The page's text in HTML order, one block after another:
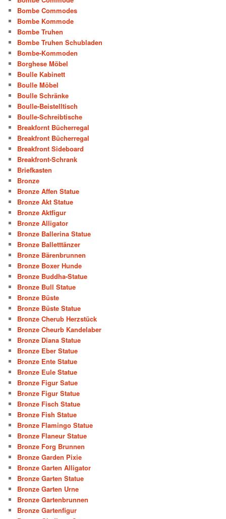
Bombe Commodes
Bombe Kommode
Bombe Truhen
Bombe Truhen Schubladen
Bombe-Kommoden
Borghese Möbel
Boulle Kabinett
Boulle Möbel
Boulle Schränke
Boulle-Beistelltisch
Boulle-Schreibtische
Breakfornt Bücherregal
Breakfront Bücherregal
Breakfront Sideboard
Breakfront-Schrank
Briefkasten
Bronze
Bronze Affen Statue
Bronze Akt Statue
Bronze Aktfigur
Bronze Alligator
Bronze Ballerina Statue
Bronze Balletttänzer
Bronze Bärenbrunnen
Bronze Boxer Hunde
Bronze Buddha-Statue
Bronze Bull Statue
Bronze Büste
Bronze Büste Statue
Bronze Cherub Herzstück
Bronze Cheurb Kandelaber
Bronze Diana Statue
Bronze Eber Statue
Bronze Ente Statue
Bronze Eule Statue
Bronze Figur Satue
Bronze Figur Statue
Bronze Fisch Statue
Bronze Fish Statue
Bronze Flamingo Statue
Bronze Flaneur Statue
Bronze Forg Brunnen
Bronze Garden Pixie
Bronze Garten Alligator
Bronze Garten Statue
Bronze Garten Urne
Bronze Gartenbrunnen
Bronze Gartenfigur